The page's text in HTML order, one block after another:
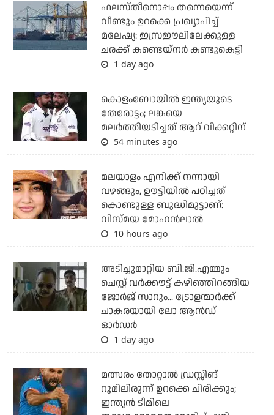
ഫലസ്തീനൊപ്പം തന്നെയെന്ന്
വീണ്ടും ഉറക്കെ പ്രഖ്യാപിച്ച്
മലേഷ്യ: ഇസ്രഈലിലേക്കുള്ള
ചരക്ക് കണ്ടെയ്‌നര്‍ കണ്ടുകെട്ടി
1 day ago
കൊളംബോയില്‍ ഇന്ത്യയുടെ
തേരോട്ടം; ലങ്കയെ
മലര്‍ത്തിയടിച്ചത് ആറ് വിക്കറ്റിന്
54 minutes ago
മലയാളം എനിക്ക് നന്നായി
വഴങ്ങും, ഊട്ടിയില്‍ പഠിച്ചത്
കൊണ്ടുള്ള ബുദ്ധിമുട്ടാണ്:
വിസ്മയ മോഹന്‍ലാല്‍
10 hours ago
അടിച്ചുമാറ്റിയ ബി.ജി.എമ്മും
ചെസ്റ്റ് വര്‍ക്കൗട്ട് കഴിഞ്ഞിറങ്ങിയ
ജോര്‍ജ് സാറും... ട്രോളന്മാര്‍ക്ക്
ചാകരയായി ലോ ആന്‍ഡ്
ഓര്‍ഡര്‍
1 day ago
മത്സരം തോറ്റാല്‍ ഡ്രസ്സിങ്
റൂമിലിരുന്ന് ഉറക്കെ ചിരിക്കും;
ഇന്ത്യന്‍ ടീമിലെ